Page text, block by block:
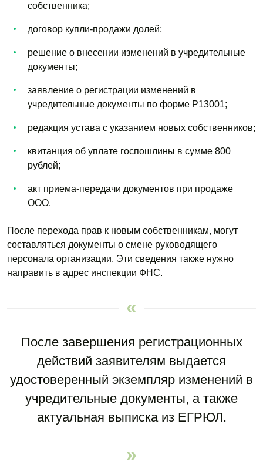
собственника;
договор купли-продажи долей;
решение о внесении изменений в учредительные
документы;
заявление о регистрации изменений в
учредительные документы по форме Р13001;
редакция устава с указанием новых собственников;
квитанция об уплате госпошлины в сумме 800
рублей;
акт приема-передачи документов при продаже
ООО.
После перехода прав к новым собственникам, могут
составляться документы о смене руководящего
персонала организации. Эти сведения также нужно
направить в адрес инспекции ФНС.
После завершения регистрационных
действий заявителям выдается
удостоверенный экземпляр изменений в
учредительные документы, а также
актуальная выписка из ЕГРЮЛ.